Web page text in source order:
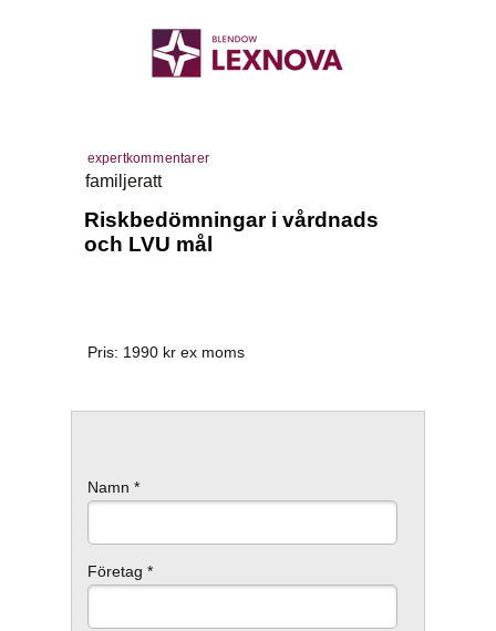
Namn *
Företag *
expertkommentarer
familjeratt
Pris: 1990 kr ex moms
Riskbedömningar i vårdnads
och LVU mål